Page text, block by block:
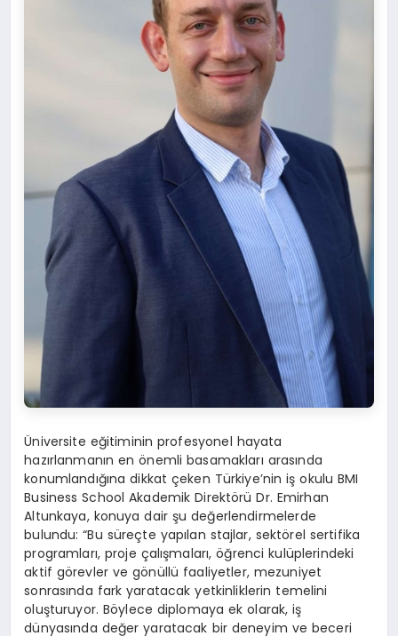
Üniversite eğitiminin profesyonel hayata
hazırlanmanın en önemli basamakları arasında
konumlandığına dikkat çeken Türkiye’nin iş okulu BMI
Business School Akademik Direktörü Dr. Emirhan
Altunkaya, konuya dair şu değerlendirmelerde
bulundu: “Bu süreçte yapılan stajlar, sektörel sertifika
programları, proje çalışmaları, öğrenci kulüplerindeki
aktif görevler ve gönüllü faaliyetler, mezuniyet
sonrasında fark yaratacak yetkinliklerin temelini
oluşturuyor. Böylece diplomaya ek olarak, iş
dünyasında değer yaratacak bir deneyim ve beceri